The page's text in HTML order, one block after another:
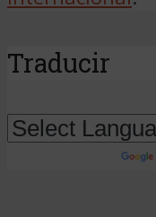
Traducir